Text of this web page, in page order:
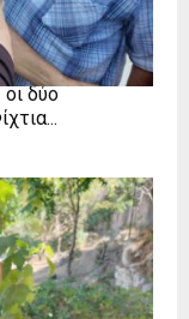
δύο